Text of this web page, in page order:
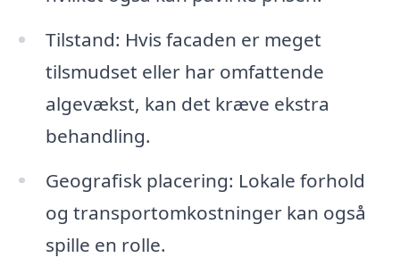
Tilstand: Hvis facaden er meget
tilsmudset eller har omfattende
algevækst, kan det kræve ekstra
behandling.
Geografisk placering: Lokale forhold
og transportomkostninger kan også
spille en rolle.